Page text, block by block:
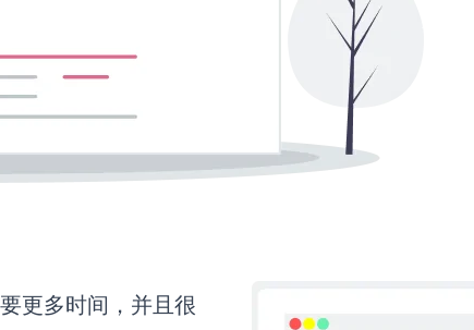
更多时间，并且很